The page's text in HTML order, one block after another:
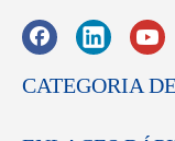
CATEGORIA